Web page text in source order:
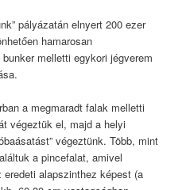
pályázatán elnyert 200 ezer
hamarosan
melletti egykori jégverem
a megmaradt falak melletti
végeztük el, majd a helyi
végeztünk. Több, mint
a pincefalat, amivel
alapszinthez képest (a